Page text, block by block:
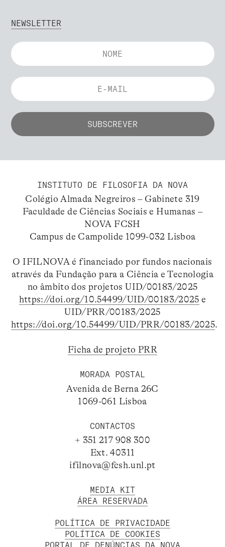
NEWSLETTER
INSTITUTO DE FILOSOFIA DA NOVA
Colégio Almada Negreiros – Gabinete 319
Faculdade de Ciências Sociais e Humanas –
NOVA FCSH
Campus de Campolide 1099-032 Lisboa
O IFILNOVA é financiado por fundos nacionais
através da Fundação para a Ciência e Tecnologia
no âmbito dos projetos UID/00183/2025
https://doi.org/10.54499/UID/00183/2025 e
UID/PRR/00183/2025
https://doi.org/10.54499/UID/PRR/00183/2025.
Ficha de projeto PRR
MORADA POSTAL
Avenida de Berna 26C
1069-061 Lisboa
CONTACTOS
+ 351 217 908 300
Ext. 40311
ifilnova@fcsh.unl.pt
MEDIA KIT
ÁREA RESERVADA
POLÍTICA DE PRIVACIDADE
POLÍTICA DE COOKIES